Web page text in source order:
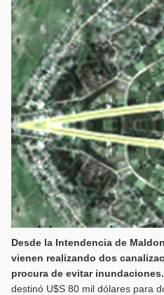
Desde la Intendencia de
vienen realizando dos
procura de evitar inundaciones.
destinó U$S 80 mil dólares para